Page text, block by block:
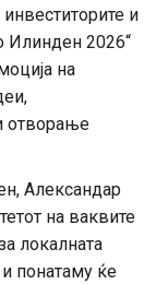
и
Илинден 2026“
на
отворање
Александар
на ваквите
локалната
понатаму ќе